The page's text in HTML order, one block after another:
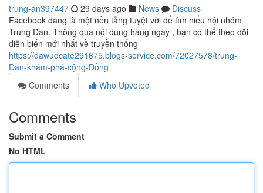
trung-an397447 29 days ago News
Discuss
Facebook đang là một nền tảng tuyệt vời để tìm hiểu hội nhóm
Trung Đan. Thông qua nội dung hàng ngày , bạn có thể theo dõi
diễn biến mới nhất về truyền thống
https://dawudcate291675.blogs-service.com/72027578/trung-
Đan-khám-phá-cộng-Đồng
Comments
Who Upvoted
Comments
Submit a Comment
No HTML